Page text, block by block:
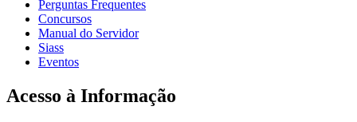
Perguntas Frequentes
Concursos
Manual do Servidor
Siass
Eventos
Acesso à Informação